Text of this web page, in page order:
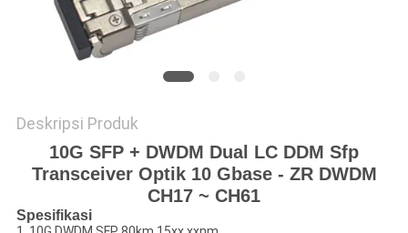
Deskripsi Produk
10G SFP + DWDM Dual LC DDM Sfp
Transceiver Optik 10 Gbase - ZR DWDM
CH17 ~ CH61
Spesifikasi